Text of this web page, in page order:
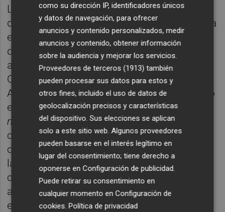
La jornada, conmemorativa del Día Mundial
del Cooperativismo de 2022 y que se celebra
en todo el mundo el primer sábado del mes
de julio, tiene su origen en el mensaje que
anualmente difunden de manera conjunta la
Organización de Naciones Unidas (ONU) y la
Alianza Cooperativa Internacional (ACI). Bajo
el lemaLas Cooperativas construyen un
mundo mejor, la ACI invita este año a los
cooperativistas de todo el mundo a mostrar
cómo este modelo de negocio centrado en
las personas, fundado en los valores
cooperativos de autoayuda,
autorresponsabilidad, democracia, igualdad,
equidad y solidaridad y en los valores éticos
como su dirección IP, identificadores únicos
y datos de navegación, para ofrecer
anuncios y contenido personalizados, medir
anuncios y contenido, obtener información
sobre la audiencia y mejorar los servicios.
Proveedores de terceros (1913) también
pueden procesar sus datos para estos y
otros fines, incluido el uso de datos de
geolocalización precisos y características
del dispositivo. Sus elecciones se aplican
solo a este sitio web. Algunos proveedores
pueden basarse en el interés legítimo en
lugar del consentimiento; tiene derecho a
oponerse enConfiguración de publicidad
Puede retirar su consentimiento en
cualquier momento enConfiguración de
cookies .Política de privacidad